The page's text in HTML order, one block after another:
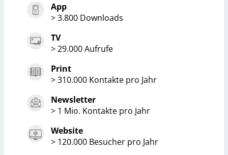
App
> 3.800 Downloads
TV
> 29.000 Aufrufe
Print
> 310.000 Kontakte pro Jahr
Newsletter
> 1 Mio. Kontakte pro Jahr
Website
> 120.000 Besucher pro Jahr